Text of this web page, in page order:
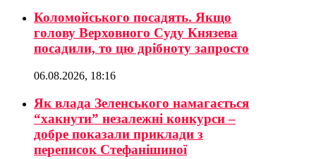
Коломойського посадять. Якщо
голову Верховного Суду Князева
посадили, то цю дрібноту запросто
06.08.2026, 18:16
Як влада Зеленського намагається
“хакнути” незалежні конкурси –
добре показали приклади з
переписок Стефанішиної